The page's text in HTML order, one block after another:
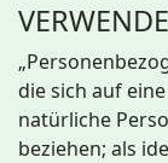
die sich auf
natürliche
beziehen; als